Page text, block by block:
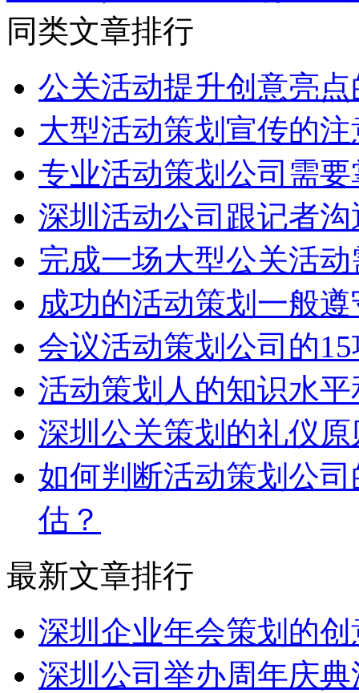
同类文章排行
公关活动提升创意亮
大型活动策划宣传的
专业活动策划公司需
深圳活动公司跟记者
完成一场大型公关活
成功的活动策划一般
会议活动策划公司的
活动策划人的知识水
深圳公关策划的礼仪
如何判断活动策划公
估？
最新文章排行
深圳企业年会策划的
深圳公司举办周年庆